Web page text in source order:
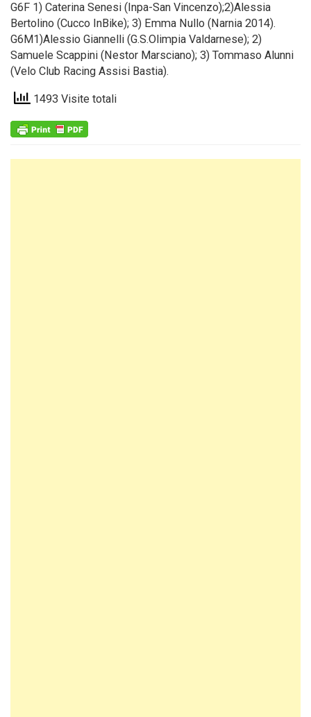
G6F 1) Caterina Senesi (Inpa-San Vincenzo);2)Alessia
Bertolino (Cucco InBike); 3) Emma Nullo (Narnia 2014).
G6M1)Alessio Giannelli (G.S.Olimpia Valdarnese); 2)
Samuele Scappini (Nestor Marsciano); 3) Tommaso Alunni
(Velo Club Racing Assisi Bastia).
1493 Visite totali